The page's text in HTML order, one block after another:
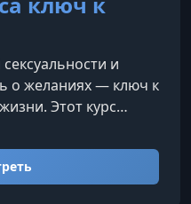
и
о желаниях — ключ к
Этот курс
отношение к
и научиться
и